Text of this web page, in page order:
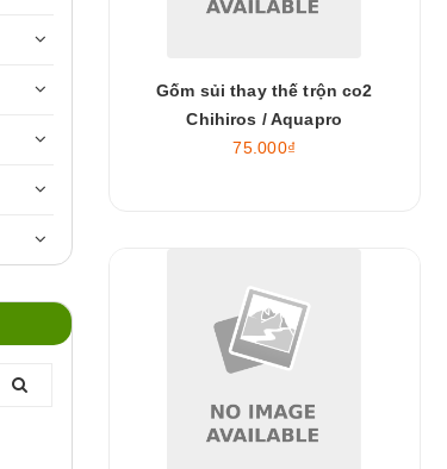
Gốm sủi thay thế trộn co2
Chihiros / Aquapro
75.000₫